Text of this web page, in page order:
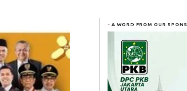
- A WORD FROM OUR